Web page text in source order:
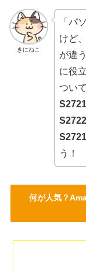
きにねこ
「パ
けど
が違
に役
つい
う！
何が人気？